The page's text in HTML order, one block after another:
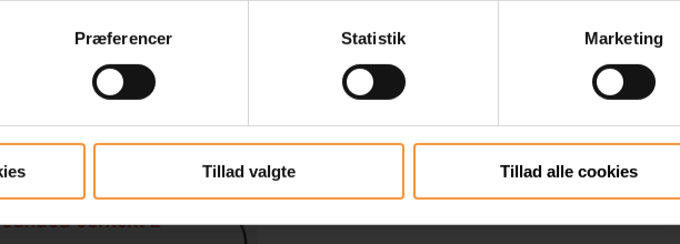
Præferencer Statistik Marketing
Tillad valgte Tillad alle cookies
særligt fokus på at skabe en tæt kobling mellem forretning og software. I stedet for at tage udgangspunkt i
ud fra det. Domænet repræsenterer det område, som softwaren skal understøtte, for eksempel e-handel,
på en præcis og konsistent måde. Ved at tage udgangspunkt i forretningslogikken frem for udelukkende
skal udvikles i tæt samarbejde mellem domæneeksperter (altså nogle, der ved en masse om deres fagområde/
underliggende softwaremodel. Dette samarbejde gør det også lettere at imødekomme ændringer i
af koden, men også kommunikationen i hele udviklingsprocessen.